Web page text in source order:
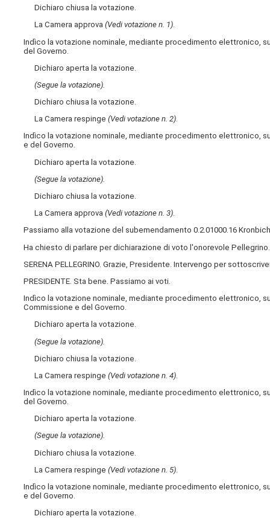
Dichiaro chiusa la votazione.
La Camera approva(Vedi votazione n. 1).
Indìco la votazione nominale, mediante procedimento elettronico,
del Governo.
Dichiaro aperta la votazione.
(Segue la votazione).
Dichiaro chiusa la votazione.
La Camera respinge(Vedi votazione n. 2).
Indìco la votazione nominale, mediante procedimento elettronico,
e del Governo.
Dichiaro aperta la votazione.
(Segue la votazione).
Dichiaro chiusa la votazione.
La Camera approva(Vedi votazione n. 3).
Passiamo alla votazione del subemendamento 0.2.01000.16
Ha chiesto di parlare per dichiarazione di voto l'onorevole
SERENA PELLEGRINO. Grazie, Presidente. Intervengo per
PRESIDENTE. Sta bene. Passiamo ai voti.
Indìco la votazione nominale, mediante procedimento elettronico,
Commissione e del Governo.
Dichiaro aperta la votazione.
(Segue la votazione).
Dichiaro chiusa la votazione.
La Camera respinge(Vedi votazione n. 4)
Indìco la votazione nominale, mediante procedimento elettronico,
del Governo.
Dichiaro aperta la votazione.
(Segue la votazione).
Dichiaro chiusa la votazione.
La Camera respinge(Vedi votazione n. 5)
Indìco la votazione nominale, mediante procedimento elettronico,
e del Governo.
Dichiaro aperta la votazione.